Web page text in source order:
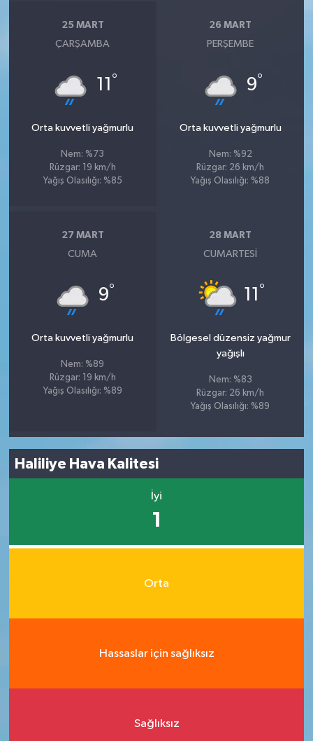
25 MART
ÇARŞAMBA
11 °
Orta kuvvetli yağmurlu
Nem: %73
Rüzgar: 19 km/h
Yağış Olasılığı: %85
26 MART
PERŞEMBE
9°
Orta kuvvetli yağmurlu
Nem: %92
Rüzgar: 26 km/h
Yağış Olasılığı: %88
27 MART
CUMA
9°
Orta kuvvetli yağmurlu
Nem: %89
Rüzgar: 19 km/h
Yağış Olasılığı: %89
28 MART
CUMARTESI
11 °
Bölgesel düzensiz yağmur
yağışlı
Nem: %83
Rüzgar: 26 km/h
Yağış Olasılığı: %89
Haliliye Hava Kalitesi
İyi
1
Orta
Hassaslar için sağlıksız
Sağlıksız